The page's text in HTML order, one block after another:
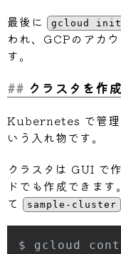
最後に
gcloud init
われ、GCPのアカ
す。
クラスタを作
Kubernetes で管理
いう入れ物です。
クラスタは GUI で
ドでも作成できま
て
sample-cluster
$ gcloud